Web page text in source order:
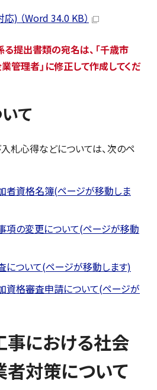
) （Word 34.0 KB）
る提出書類の宛名は、「千歳市
管理者」に修正して作成してくだ
て
札心得などについては、次のペ
者資格名簿(ページが移動しま
項の変更について(ページが移動
ついて(ページが移動します)
資格審査申請について(ページが
における社会
対策について